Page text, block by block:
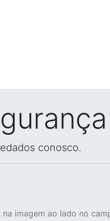
conosco.
imagem ao lado no